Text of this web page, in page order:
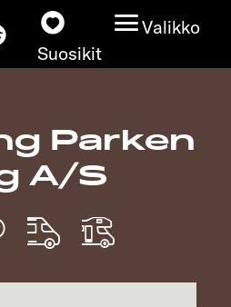
Suosikit
Valikko
Sunlightisi
Parken
A/S